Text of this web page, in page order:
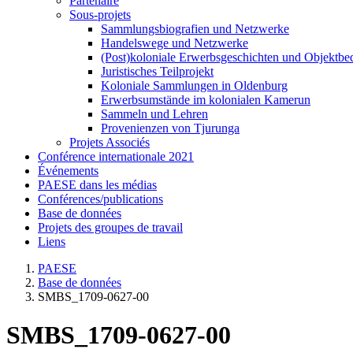
Sous-projets
Sammlungsbiografien und Netzwerke
Handelswege und Netzwerke
(Post)koloniale Erwerbsgeschichten und
Juristisches Teilprojekt
Koloniale Sammlungen in Oldenburg
Erwerbsumstände im kolonialen Kamerun
Sammeln und Lehren
Provenienzen von Tjurunga
Projets Associés
Conférence internationale 2021
Événements
PAESE dans les médias
Conférences/publications
Base de données
Projets des groupes de travail
Liens
PAESE
Base de données
SMBS_1709-0627-00
SMBS_1709-0627-00